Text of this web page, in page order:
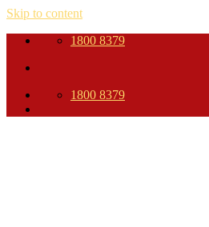
Skip to content
1800 8379
1800 8379